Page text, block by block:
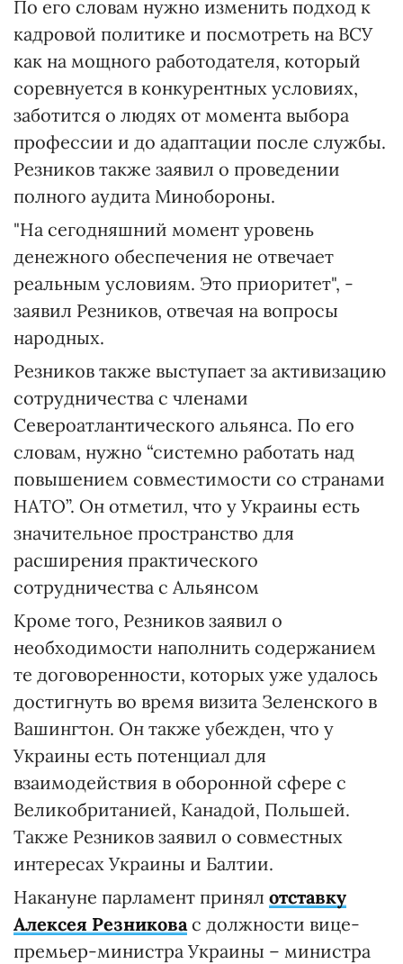
По его словам нужно изменить подход к
кадровой политике и посмотреть на ВСУ
как на мощного работодателя, который
соревнуется в конкурентных условиях,
заботится о людях от момента выбора
профессии и до адаптации после службы.
Резников также заявил о проведении
полного аудита Минобороны.
"На сегодняшний момент уровень
денежного обеспечения не отвечает
реальным условиям. Это приоритет", -
заявил Резников, отвечая на вопросы
народных.
Резников также выступает за активизацию
сотрудничества с членами
Североатлантического альянса. По его
словам, нужно “системно работать над
повышением совместимости со странами
НАТО”. Он отметил, что у Украины есть
значительное пространство для
расширения практического
сотрудничества с Альянсом
Кроме того, Резников заявил о
необходимости наполнить содержанием
те договоренности, которых уже удалось
достигнуть во время визита Зеленского в
Вашингтон. Он также убежден, что у
Украины есть потенциал для
взаимодействия в оборонной сфере с
Великобританией, Канадой, Польшей.
Также Резников заявил о совместных
интересах Украины и Балтии.
Накануне парламент принял отставку
Алексея Резниковас должности вице-
премьер-министра Украины – министра